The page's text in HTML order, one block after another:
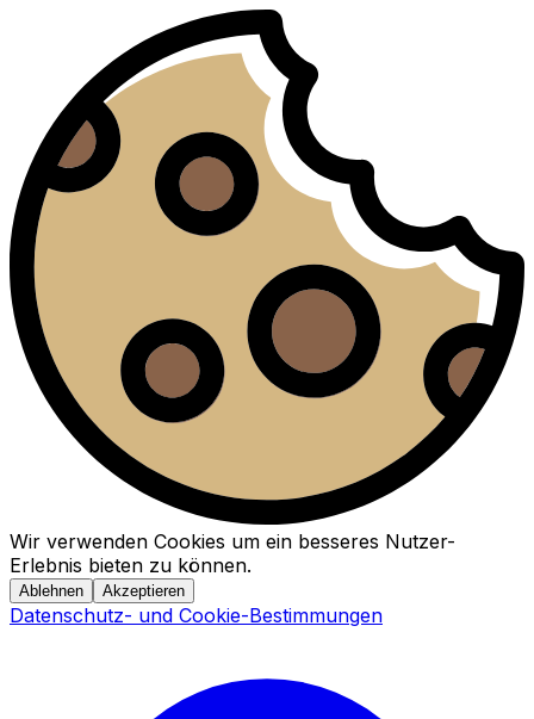
Wir verwenden Cookies um ein besseres Nutzer-
Erlebnis bieten zu können.
Ablehnen Akzeptieren
Datenschutz- und Cookie-Bestimmungen